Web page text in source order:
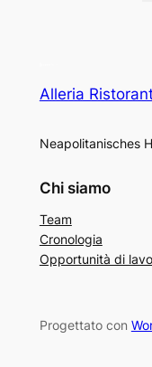
Alleria
Neapolitanisches
Chi siamo
Team
Cronologia
Opportunità di
Progettato con